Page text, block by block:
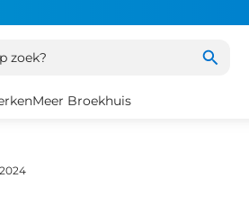
zoek?
Meer Broekhuis